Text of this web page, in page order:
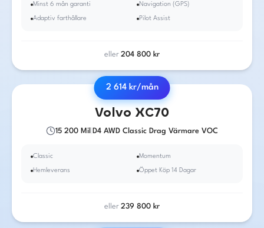
Minst 6 mån garanti Navigation (GPS)
Adaptiv farthållare Pilot Assist
eller 204 800 kr
2 614kr/mån
Volvo XC70
15 200 Mil D4 AWD Classic Drag Värmare VOC
Classic Momentum
Hemleverans Öppet Köp 14 Dagar
eller 239 800 kr